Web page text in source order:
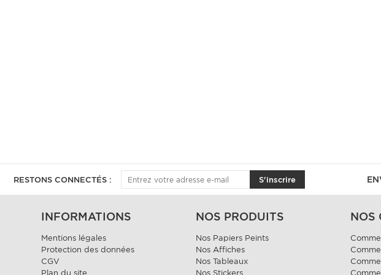
RESTONS CONNECTÉS : S'inscrire
INFORMATIONS
Mentions légales
Protection des données
CGV
Plan du site
NOS PRODUITS
Nos Papiers Peints
Nos Affiches
Nos Tableaux
Nos Stickers
NOS